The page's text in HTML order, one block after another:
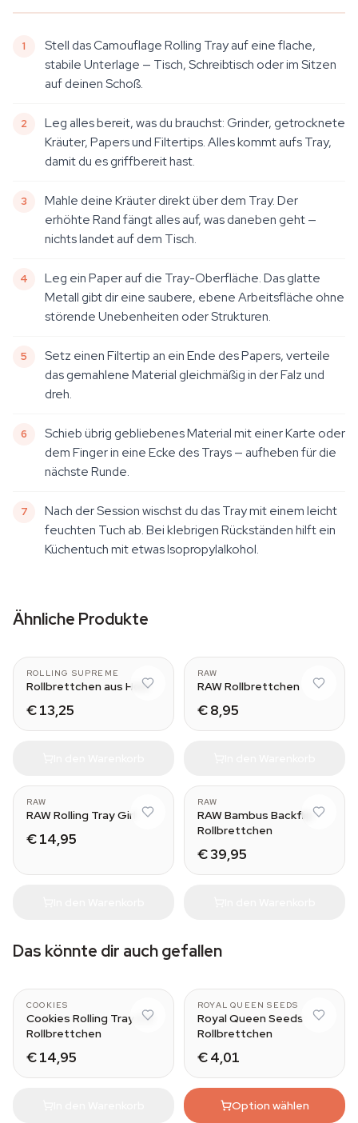
Stell das Camouflage Rolling Tray auf eine flache,
stabile Unterlage — Tisch, Schreibtisch oder im Sitzen
auf deinen Schoß.
Leg alles bereit, was du brauchst: Grinder, getrocknete
Kräuter, Papers und Filtertips. Alles kommt aufs Tray,
damit du es griffbereit hast.
Mahle deine Kräuter direkt über dem Tray. Der
erhöhte Rand fängt alles auf, was daneben geht —
nichts landet auf dem Tisch.
Leg ein Paper auf die Tray-Oberfläche. Das glatte
Metall gibt dir eine saubere, ebene Arbeitsfläche ohne
störende Unebenheiten oder Strukturen.
Setz einen Filtertip an ein Ende des Papers, verteile
das gemahlene Material gleichmäßig in der Falz und
dreh.
Schieb übrig gebliebenes Material mit einer Karte oder
dem Finger in eine Ecke des Trays — aufheben für die
nächste Runde.
Nach der Session wischst du das Tray mit einem leicht
feuchten Tuch ab. Bei klebrigen Rückständen hilft ein
Küchentuch mit etwas Isopropylalkohol.
Ähnliche Produkte
ROLLING SUPREME
Rollbrettchen aus Holz
€ 13,25
RAW
RAW Rollbrettchen
€ 8,95
RAW
RAW Rolling Tray Girl
€ 14,95
RAW
RAW Bambus Backflip
Rollbrettchen
€ 39,95
Das könnte dir auch gefallen
COOKIES
Cookies Rolling Tray 2.0
Rollbrettchen
€ 14,95
ROYAL QUEEN SEEDS
Royal Queen Seeds
Rollbrettchen
€ 4,01
Option wählen